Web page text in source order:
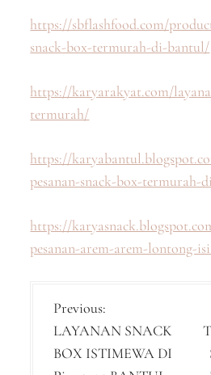
https://sbflashfood.com/
snack-box-termurah-di-bantul/
https://karyarakyat.com/
termurah/
https://
pesanan-snack-box-termurah-
https://
pesanan-arem-arem-lontong-
P
o
s
Previous:
LAYANAN SNACK
BOX ISTIMEWA DI